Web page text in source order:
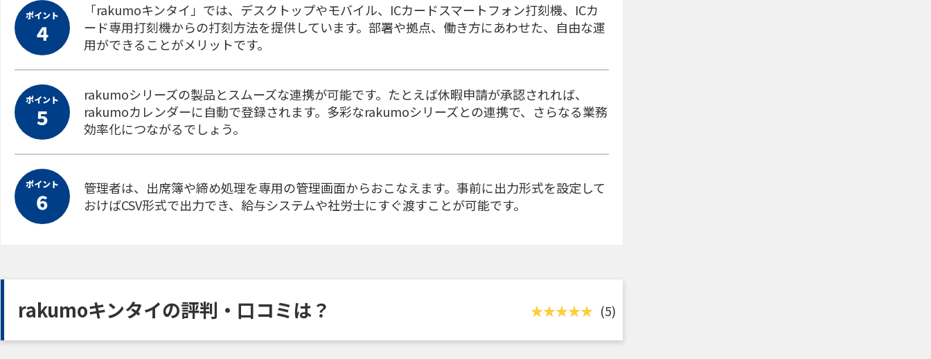
ポイント
４
「rakumoキンタイ」では、デスクトップやモバイル、ICカードスマートフォン打刻機、ICカ
ード専用打刻機からの打刻方法を提供しています。部署や拠点、働き方にあわせた、自由な運
用ができることがメリットです。
ポイント
５
rakumoシリーズの製品とスムーズな連携が可能です。たとえば休暇申請が承認されれば、
rakumoカレンダーに自動で登録されます。多彩なrakumoシリーズとの連携で、さらなる業務
効率化につながるでしょう。
ポイント
６
管理者は、出席簿や締め処理を専用の管理画面からおこなえます。事前に出力形式を設定して
おけばCSV形式で出力でき、給与システムや社労士にすぐ渡すことが可能です。
rakumoキンタイの評判・口コミは？ (5)